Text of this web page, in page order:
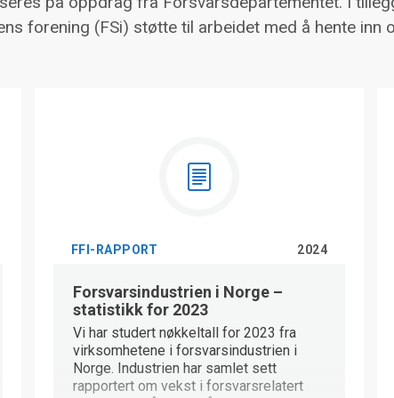
forening (FSi) støtte til arbeidet med å hente inn
FFI-RAPPORT 2024
Forsvarsindustrien i Norge –
statistikk for 2023
Vi har studert nøkkeltall for 2023 fra
virksomhetene i forsvarsindustrien i
Norge. Industrien har samlet sett
rapportert om vekst i forsvarsrelatert